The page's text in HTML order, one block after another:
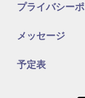
プライバシー
メッセージ
予定表